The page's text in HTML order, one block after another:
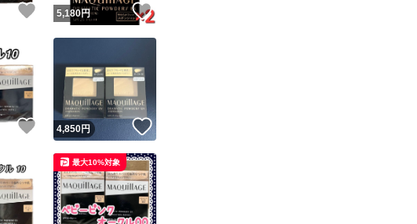
めた一定の基準を満たしたユーザーにバッジを付与しています
Yahoo!フリマの基準をクリアした安心・安全なユーザーです
このユーザーはYahoo!フリマの取引を完了させた実績があります
この商品の情報をコピーします
無断転載は禁止されています
1商品につき1回です
いいね！
5,180円 いいね！
いいね！
4,850円 いいね！
最大10%対象